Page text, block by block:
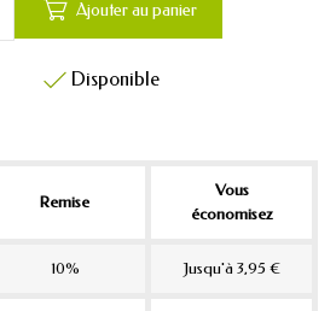
 Ajouter au panier
 Disponible
Remise
Vous
économisez
10% Jusqu'à 3,95 €